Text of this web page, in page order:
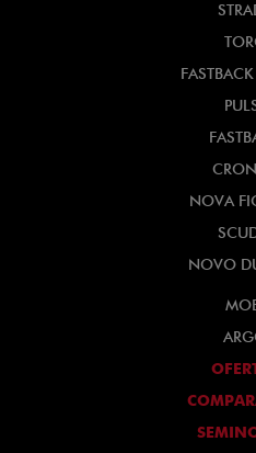
NOVA
NOVO